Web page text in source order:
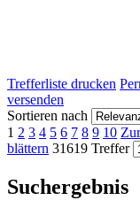
Trefferliste drucken
versenden
Sortieren nach
1 2 3 4 5 6 7 8 9 10
blättern 31619 Treffer
Suchergebnis